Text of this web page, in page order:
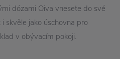
dózami Oiva vnesete do své
skvěle jako úschovna pro
v obývacím pokoji.